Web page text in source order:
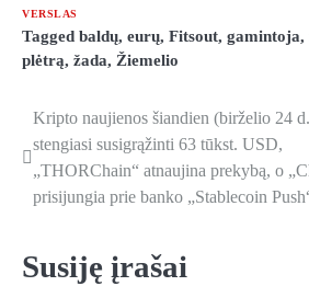
VERSLAS
Tagged baldų, eurų, Fitsout, gamintoja,
plėtrą, žada, Žiemelio
Navigacija
tarp
įrašų
Kripto naujienos šiandien (birželio 24
stengiasi susigrąžinti 63 tūkst. USD,
„THORChain“ atnaujina prekybą, o
prisijungia prie banko „Stablecoin
Susiję įrašai